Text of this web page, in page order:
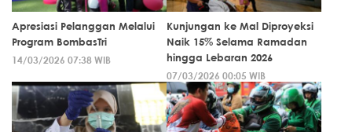
Apresiasi Pelanggan Melalui
Program BombasTri
14/03/2026 07:38 WIB
Kunjungan ke Mal Diproyeksi
Naik 15% Selama Ramadan
hingga Lebaran 2026
07/03/2026 00:05 WIB